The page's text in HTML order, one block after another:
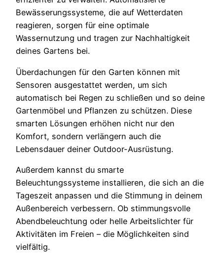
Bewässerungssysteme, die auf Wetterdaten
reagieren, sorgen für eine optimale
Wassernutzung und tragen zur Nachhaltigkeit
deines Gartens bei.
Überdachungen für den Garten können mit
Sensoren ausgestattet werden, um sich
automatisch bei Regen zu schließen und so deine
Gartenmöbel und Pflanzen zu schützen. Diese
smarten Lösungen erhöhen nicht nur den
Komfort, sondern verlängern auch die
Lebensdauer deiner Outdoor-Ausrüstung.
Außerdem kannst du smarte
Beleuchtungssysteme installieren, die sich an die
Tageszeit anpassen und die Stimmung in deinem
Außenbereich verbessern. Ob stimmungsvolle
Abendbeleuchtung oder helle Arbeitslichter für
Aktivitäten im Freien – die Möglichkeiten sind
vielfältig.